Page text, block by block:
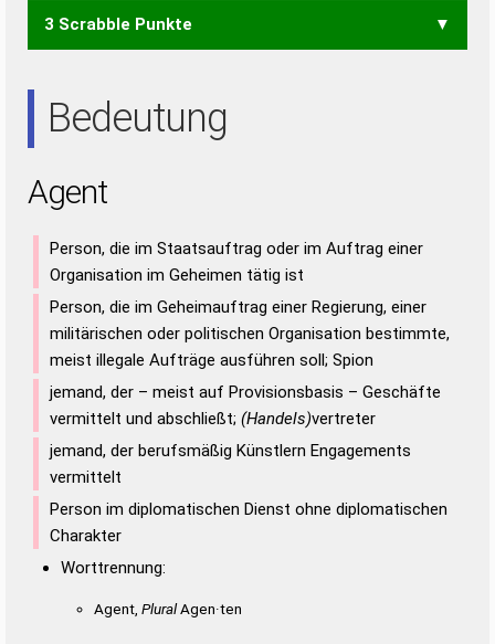
ENG GAT NAG TAG ANTE
3 Scrabble Punkte
Bedeutung
Agent
Person, die im Staatsauftrag oder im Auftrag einer
Organisation im Geheimen tätig ist
Person, die im Geheimauftrag einer Regierung, einer
militärischen oder politischen Organisation bestimmte,
meist illegale Aufträge ausführen soll; Spion
jemand, der – meist auf Provisionsbasis – Geschäfte
vermittelt und abschließt; (Handels)vertreter
jemand, der berufsmäßig Künstlern Engagements
vermittelt
Person im diplomatischen Dienst ohne diplomatischen
Charakter
Worttrennung:
Agent, PluralAgen·ten